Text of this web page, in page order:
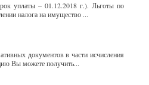
уплаты – 01.12.2018 г.). Льготы по
налога на имущество ...
документов в части исчисления
Вы можете получить...